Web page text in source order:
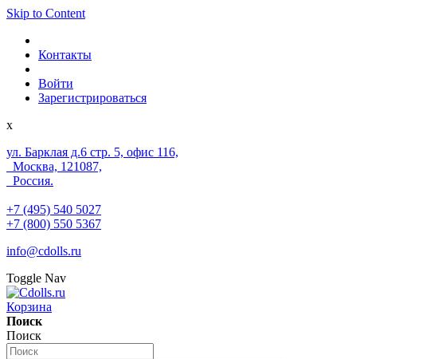
Skip to Content
Контакты
Войти
Зарегистрироваться
x
ул. Барклая д.6 стр. 5, офис 116,
Москва, 121087,
Россия.
+7 (495) 540 5027
+7 (800) 550 5367
info@cdolls.ru
Toggle Nav
Корзина
Поиск
Поиск